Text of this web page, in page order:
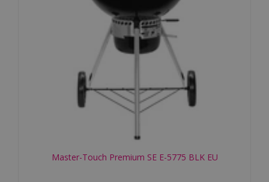
Master-Touch Premium SE E-5775 BLK EU